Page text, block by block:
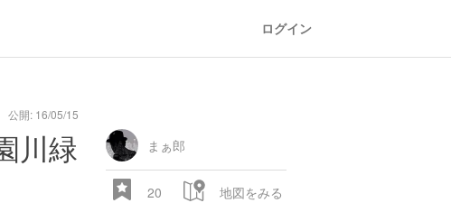
ログイン
公開: 16/05/15
川緑
まぁ郎
20 地図をみる